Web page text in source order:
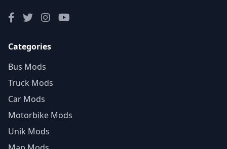
Categories
Bus Mods
Truck Mods
Car Mods
Motorbike Mods
Unik Mods